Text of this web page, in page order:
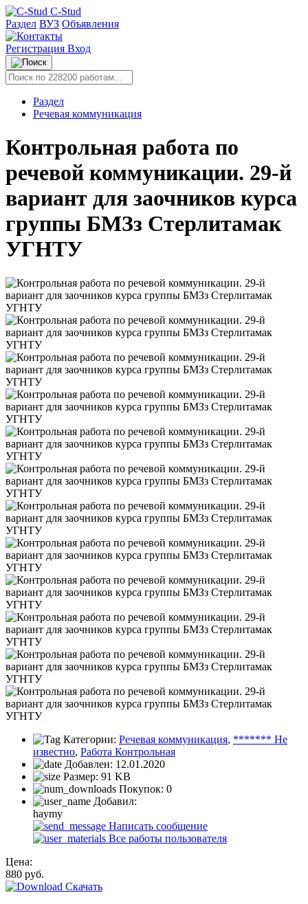
C-Stud
Раздел ВУЗ Объявления
Регистрация Вход
Раздел
Речевая коммуникация
Контрольная работа по
речевой коммуникации. 29-й
вариант для заочников курса
группы БМЗз Стерлитамак
УГНТУ
Категории: Речевая коммуникация, ******* Не
известно, Работа Контрольная
Добавлен: 12.01.2020
Размер: 91 KB
Покупок: 0
Добавил:
haymy
Написать сообщение
Все работы пользователя
Цена:
880 руб.
Скачать